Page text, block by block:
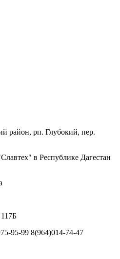
район, рп. Глубокий, пер.
в Республике Дагестан
95-99 8(964)014-74-47